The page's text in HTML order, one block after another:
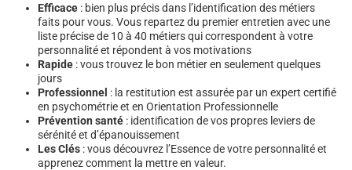
Efficace : bien plus précis dans l’identification des métiers
faits pour vous. Vous repartez du premier entretien avec une
liste précise de 10 à 40 métiers qui correspondent à votre
personnalité et répondent à vos motivations
Rapide : vous trouvez le bon métier en seulement quelques
jours
Professionnel : la restitution est assurée par un expert certifié
en psychométrie et en Orientation Professionnelle
Prévention santé : identification de vos propres leviers de
sérénité et d’épanouissement
Les Clés : vous découvrez l’Essence de votre personnalité et
apprenez comment la mettre en valeur.